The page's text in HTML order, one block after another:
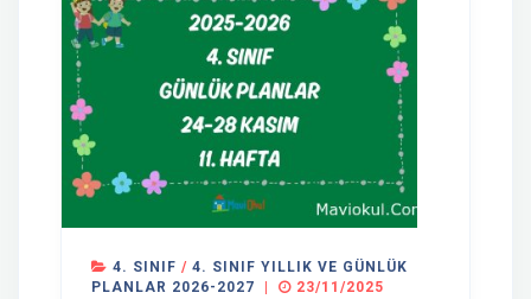
4. SINIF / 4. SINIF YILLIK VE GÜNLÜK
PLANLAR 2026-2027
23/11/2025